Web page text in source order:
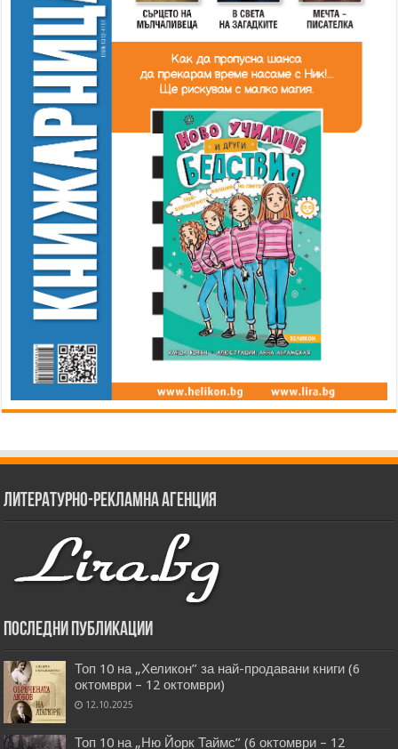
Литературно-рекламна агенция
Последни публикации
Топ 10 на „Хеликон” за най-продавани книги (6
октомври – 12 октомври)
12.10.2025
Топ 10 на „Ню Йорк Таймс” (6 октомври – 12